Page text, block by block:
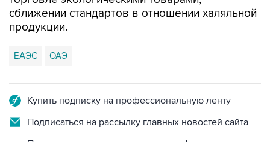
сближении стандартов в отношении халяльной
продукции.
ЕАЭС ОАЭ
Купить подписку на профессиональную ленту
Подписаться на рассылку главных новостей сайта